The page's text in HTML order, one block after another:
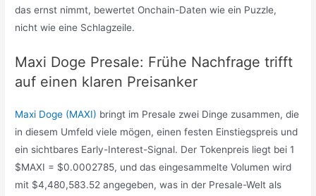
das ernst nimmt, bewertet Onchain-Daten wie ein Puzzle,
nicht wie eine Schlagzeile.
Maxi Doge Presale: Frühe Nachfrage trifft
auf einen klaren Preisanker
Maxi Doge (MAXI) bringt im Presale zwei Dinge zusammen, die
in diesem Umfeld viele mögen, einen festen Einstiegspreis und
ein sichtbares Early-Interest-Signal. Der Tokenpreis liegt bei 1
$MAXI = $0.0002785, und das eingesammelte Volumen wird
mit $4,480,583.52 angegeben, was in der Presale-Welt als